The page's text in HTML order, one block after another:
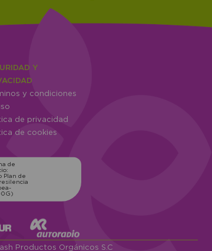
Y
y condiciones
de privacidad
de cookies
de
Plan de
Productos Orgánicos S.C